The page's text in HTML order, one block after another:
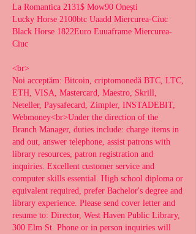
La Romantica 2131$ Mow90 Onești
Lucky Horse 2100btc Uaadd Miercurea-Ciuc
Black Horse 1822Euro Euuaframe Miercurea-
Ciuc
<br>
Noi acceptăm: Bitcoin, criptomonedă BTC, LTC,
ETH, VISA, Mastercard, Maestro, Skrill,
Neteller, Paysafecard, Zimpler, INSTADEBIT,
Webmoney<br>Under the direction of the
Branch Manager, duties include: charge items in
and out, answer telephone, assist patrons with
library resources, patron registration and
inquiries. Excellent customer service and
computer skills essential. High school diploma or
equivalent required, prefer Bachelor's degree and
library experience. Please send cover letter and
resume to: Director, West Haven Public Library,
300 Elm St. Phone or in person inquiries will